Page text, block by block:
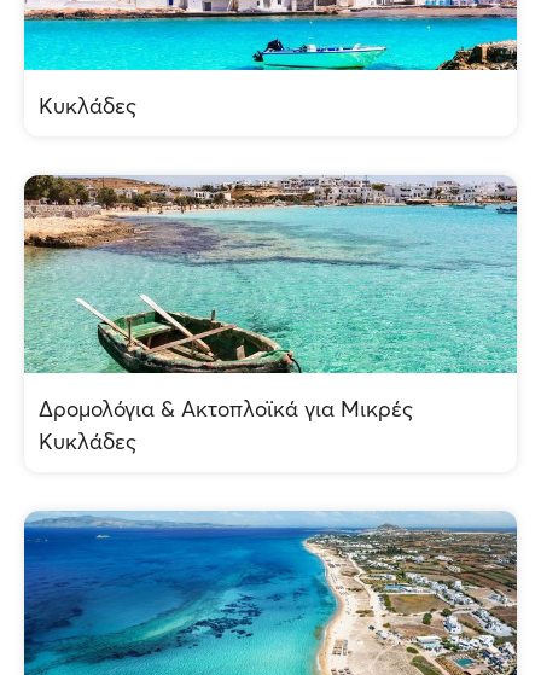
Κυκλάδες
Δρομολόγια & Ακτοπλοϊκά για Μικρές
Κυκλάδες